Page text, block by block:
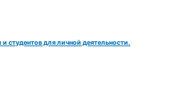
студентов для личной деятельности.